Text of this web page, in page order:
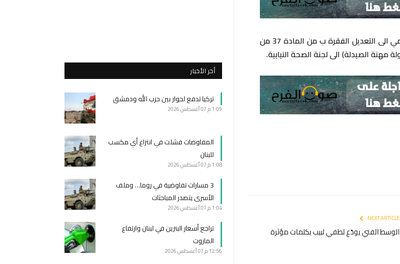
اعادت الهيئة العامة لمجلس النواب إقتراح القانون الرامي الى التعديل الفقرة ب من المادة 37 من
NEXT ARTICLE
الوسط الفني يودّع لطفي لبيب بكلمات مؤثرة
أخر الأخبار
تركيا تدفع لحوار بين حزب الله ودمشق
1:09 م 07 أغسطس 2026
المفاوضات فشلت في انتزاع أي مكسب
للبنان
1:08 م 07 أغسطس 2026
3 مسارات تفاوضية في روما… وملف
الأسرى يتصدر المباحثات
1:04 م 07 أغسطس 2026
تراجع أسعار البنزين في لبنان وارتفاع
المازوت
12:56 م 07 أغسطس 2026